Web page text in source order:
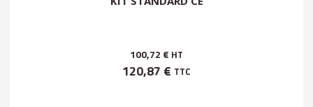
100,72 € HT
120,87 € TTC